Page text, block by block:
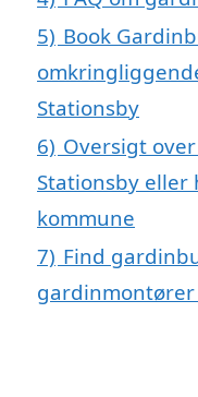
5) Book
Stationsby
6) Oversigt
Stationsby eller
kommune
7) Find